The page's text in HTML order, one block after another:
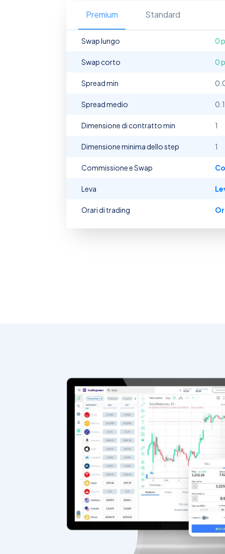
Premium Standard
Swap lungo 0
Swap corto 0
Spread min
Spread medio 0.1
Dimensione di contratto min 1
Dimensione minima dello step 1
Commissione e Swap
Leva
Orari di trading